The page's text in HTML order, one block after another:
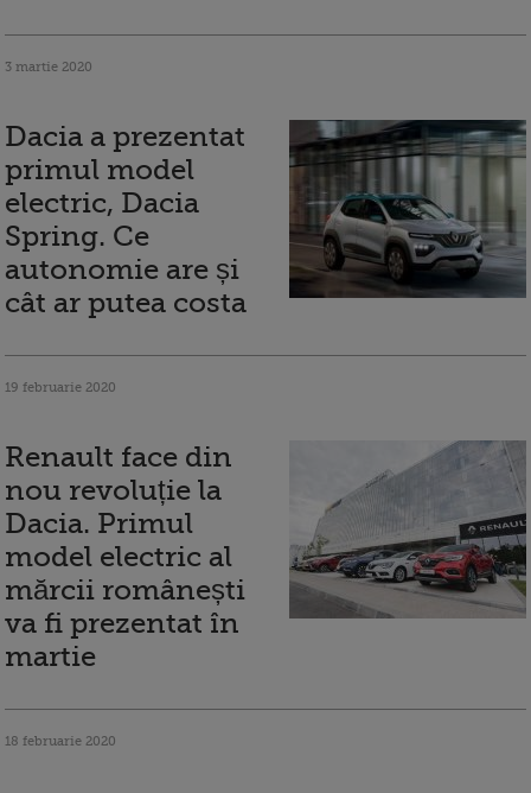
3 martie 2020
Dacia a prezentat
primul model
electric, Dacia
Spring. Ce
autonomie are și
cât ar putea costa
19 februarie 2020
Renault face din
nou revoluție la
Dacia. Primul
model electric al
mărcii românești
va fi prezentat în
martie
18 februarie 2020